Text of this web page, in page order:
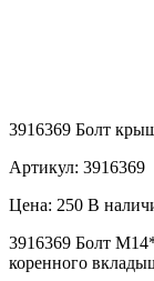
3916369 Болт
Артикул: 3916369
Цена: 250 В
3916369 Болт
коренного